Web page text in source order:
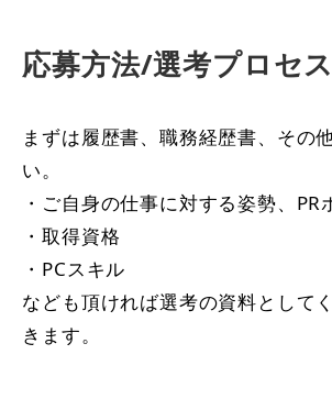
応募方法/選考プロセス
まずは履歴書、職務経歴書、その
い。
・ご自身の仕事に対する姿勢、PR
・取得資格
・PCスキル
なども頂ければ選考の資料として
きます。